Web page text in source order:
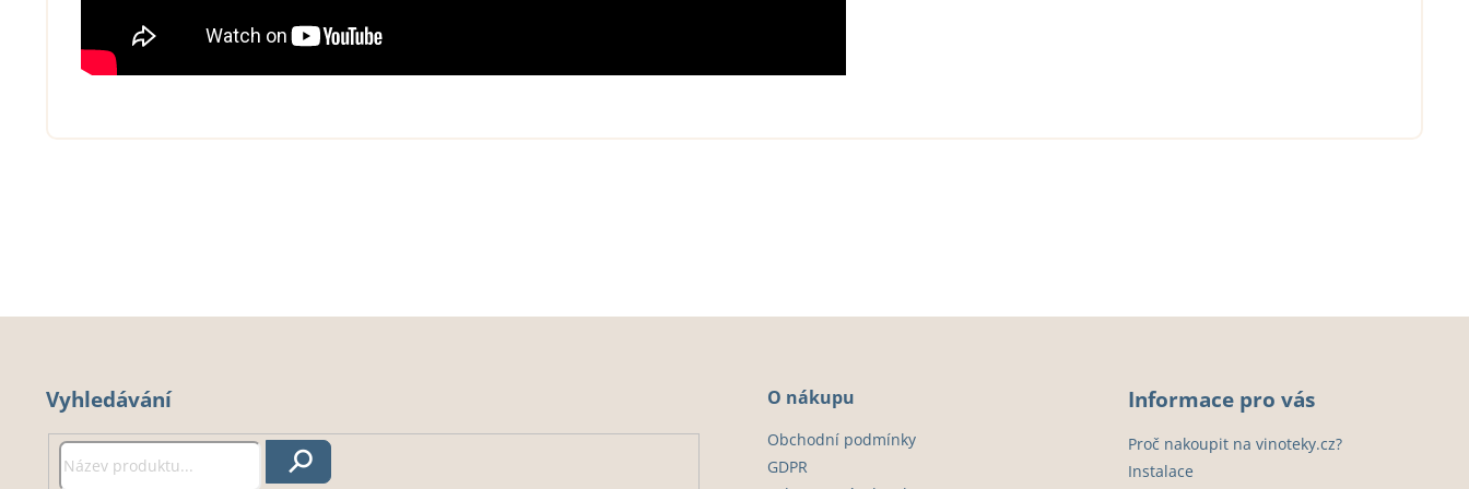
Vyhledávání O nákupu
Obchodní podmínky
GDPR
Informace pro vás
Proč nakoupit na vinoteky.cz?
Instalace